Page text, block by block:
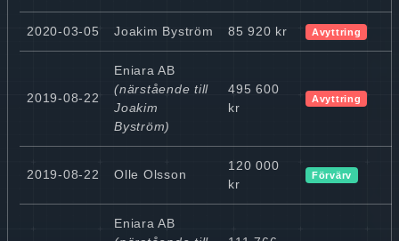
2020-03-05 Joakim Byström 85 920 kr Avyttring
2019-08-22
Eniara AB
(närstående till
Joakim
Byström)
495 600
kr
Avyttring
2019-08-22 Olle Olsson
120 000
kr
Förvärv
Eniara AB